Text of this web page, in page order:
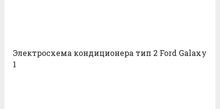
Электросхема кондиционера тип 2 Ford Galaxy
1